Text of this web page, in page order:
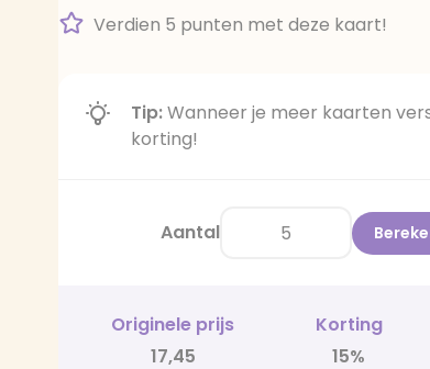
Verdien 5 punten met deze kaart!
Tip:Wanneer je meer kaarten
korting!
Aantal
Originele prijs Korting
17,45
15%